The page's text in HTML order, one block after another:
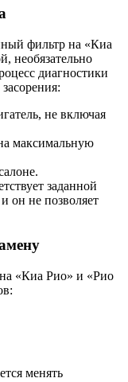
фильтр на «Киа
необязательно
диагностики
не включая
максимальную
заданной
он не позволяет
«Киа Рио» и «Рио
менять